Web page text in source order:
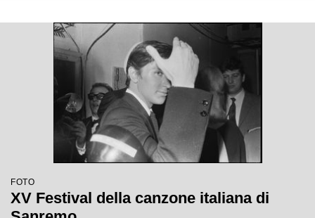
FOTO
XV Festival della canzone italiana di